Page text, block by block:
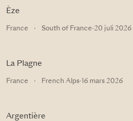
Èze
France · South of France·20 juli 2026
La Plagne
France · French Alps·16 mars 2026
Argentière